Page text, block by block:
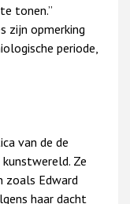
tonen.”
zijn opmerking
periode,
van de de
Ze
Edward
haar dacht